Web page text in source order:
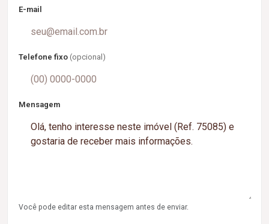
E-mail
Telefone fixo (opcional)
Mensagem
Você pode editar esta mensagem antes de enviar.